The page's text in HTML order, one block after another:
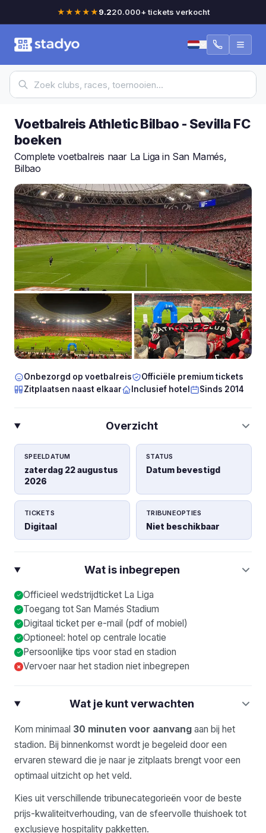
★★★★★9.220.000+ tickets verkocht
Voetbalreis Athletic Bilbao - Sevilla FC
boeken
Complete voetbalreis naar La Liga in San Mamés,
Bilbao
Onbezorgd op voetbalreis
Officiële premium tickets
Zitplaatsen naast elkaar
Inclusief hotel Sinds 2014
Overzicht
SPEELDATUM
zaterdag 22 augustus
2026
STATUS
Datum bevestigd
TICKETS
Digitaal
TRIBUNEOPTIES
Niet beschikbaar
Wat is inbegrepen
Officieel wedstrijdticket La Liga
Toegang tot San Mamés Stadium
Digitaal ticket per e-mail (pdf of mobiel)
Optioneel: hotel op centrale locatie
Persoonlijke tips voor stad en stadion
× Vervoer naar het stadion niet inbegrepen
Wat je kunt verwachten
Kom minimaal 30 minuten voor aanvang aan bij het
stadion. Bij binnenkomst wordt je begeleid door een
ervaren steward die je naar je zitplaats brengt voor een
optimaal uitzicht op het veld.
Kies uit verschillende tribunecategorieën voor de beste
prijs-kwaliteitverhouding, van de sfeervolle thuishoek tot
exclusieve hospitality pakketten.